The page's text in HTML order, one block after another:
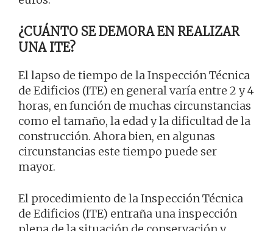
¿CUÁNTO SE DEMORA EN REALIZAR
UNA ITE?
El lapso de tiempo de la Inspección Técnica
de Edificios (ITE) en general varía entre 2 y 4
horas, en función de muchas circunstancias
como el tamaño, la edad y la dificultad de la
construcción. Ahora bien, en algunas
circunstancias este tiempo puede ser
mayor.
El procedimiento de la Inspección Técnica
de Edificios (ITE) entraña una inspección